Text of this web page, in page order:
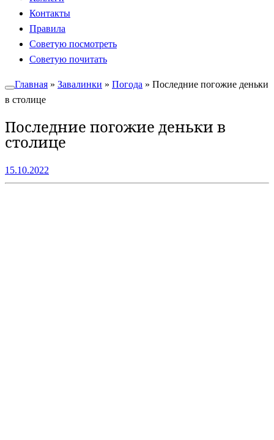
Контакты
Правила
Советую посмотреть
Советую почитать
Главная » Завалинки » Погода » Последние погожие деньки
в столице
Последние погожие деньки в
столице
15.10.2022